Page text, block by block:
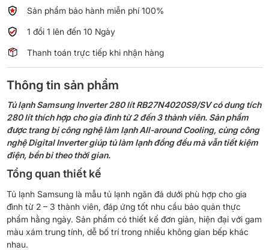
Sản phẩm bảo hành miễn phí 100%
1 đổi 1 lên đến 10 Ngày
Thanh toán trực tiếp khi nhận hàng
Thông tin sản phẩm
Tủ lạnh Samsung Inverter 280 lít RB27N4020S9/SV có dung tích
280 lít thích hợp cho gia đình từ 2 đến 3 thành viên. Sản phẩm
được trang bị công nghệ làm lạnh All-around Cooling, cùng công
nghệ Digital Inverter giúp tủ làm lạnh đồng đều mà vẫn tiết kiệm
điện, bền bỉ theo thời gian.
Tổng quan thiết kế
Tủ lạnh Samsung là mẫu tủ lạnh ngăn đá dưới phù hợp cho gia
đình từ 2 – 3 thành viên, đáp ứng tốt nhu cầu bảo quản thực
phẩm hằng ngày. Sản phẩm có thiết kế đơn giản, hiện đại với gam
màu xám trung tính, dễ bố trí trong nhiều không gian bếp khác
nhau.